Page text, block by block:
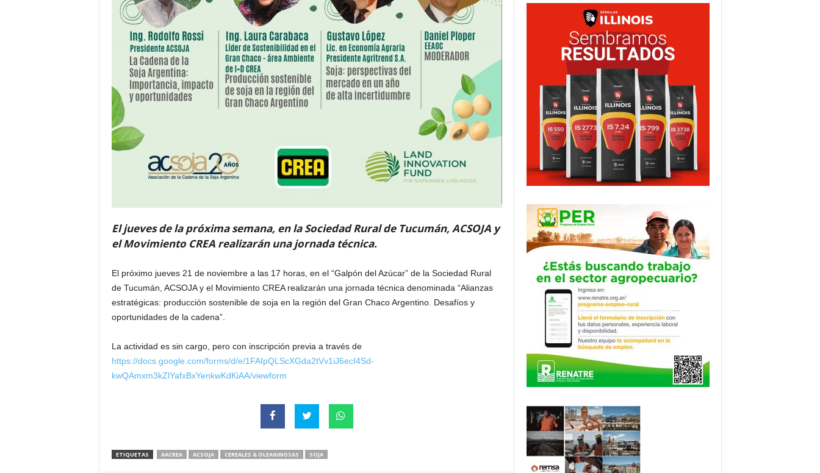
El jueves de la próxima semana, en la Sociedad Rural de Tucumán, ACSOJA y
el Movimiento CREA realizarán una jornada técnica.
El próximo jueves 21 de noviembre a las 17 horas, en el “Galpón del Azúcar” de la Sociedad Rural
de Tucumán, ACSOJA y el Movimiento CREA realizarán una jornada técnica denominada “Alianzas
estratégicas: producción sostenible de soja en la región del Gran Chaco Argentino. Desafíos y
oportunidades de la cadena”.
La actividad es sin cargo, pero con inscripción previa a través de
https://docs.google.com/forms/d/e/1FAIpQLScXGda2tVv1iJ6ecI4Sd-
kwQAmxm3kZlYafxBxYenkwKdKiAA/viewform
ETIQUETAS AACREA ACSOJA CEREALES & OLEAGINOSAS SOJA